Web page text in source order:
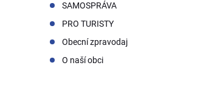
SAMOSPRÁVA
PRO TURISTY
Obecní zpravodaj
O naší obci